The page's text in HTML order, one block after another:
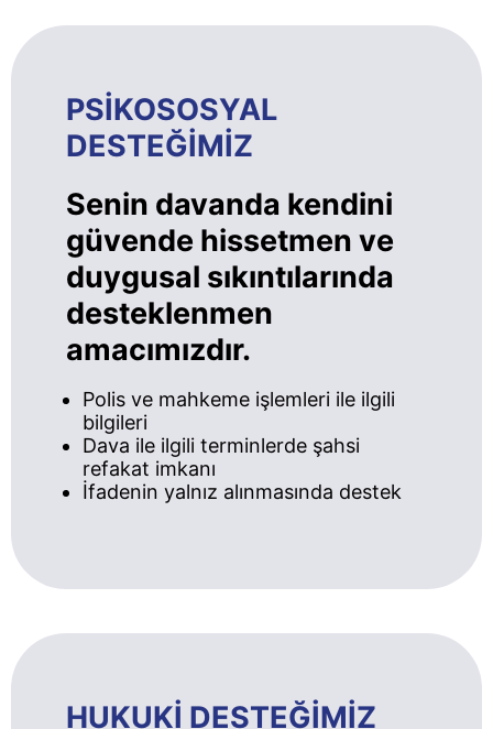
PSİKOSOSYAL
DESTEĞİMİZ
Senin davanda kendini
güvende hissetmen ve
duygusal sıkıntılarında
desteklenmen
amacımızdır.
Polis ve mahkeme işlemleri ile ilgili
bilgileri
Dava ile ilgili terminlerde şahsi
refakat imkanı
İfadenin yalnız alınmasında destek
HUKUKİ DESTEĞİMİZ